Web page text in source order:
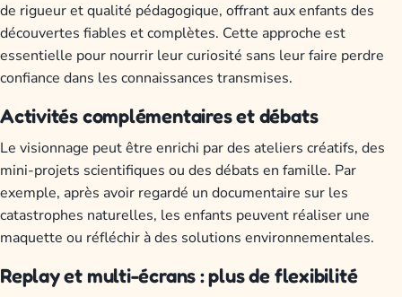
de rigueur et qualité pédagogique, offrant aux enfants des
découvertes fiables et complètes. Cette approche est
essentielle pour nourrir leur curiosité sans leur faire perdre
confiance dans les connaissances transmises.
Activités complémentaires et débats
Le visionnage peut être enrichi par des ateliers créatifs, des
mini-projets scientifiques ou des débats en famille. Par
exemple, après avoir regardé un documentaire sur les
catastrophes naturelles, les enfants peuvent réaliser une
maquette ou réfléchir à des solutions environnementales.
Replay et multi-écrans : plus de flexibilité